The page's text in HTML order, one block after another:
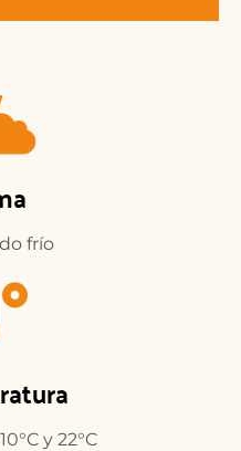
y 22°C
frío